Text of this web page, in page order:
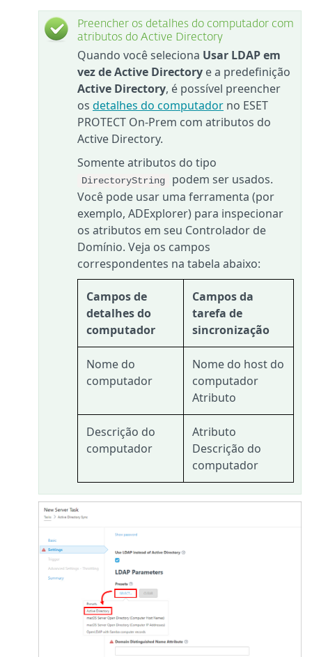
Preencher os detalhes do computador com
atributos do Active Directory
Quando você seleciona Usar LDAP em
vez de Active Directory e a predefinição
Active Directory, é possível preencher
os detalhes do computador no ESET
PROTECT On-Prem com atributos do
Active Directory.
Somente atributos do tipo
DirectoryString
podem ser usados.
Você pode usar uma ferramenta (por
exemplo, ADExplorer) para inspecionar
os atributos em seu Controlador de
Domínio. Veja os campos
correspondentes na tabela abaixo:
Campos de
detalhes do
computador
Campos da
tarefa de
sincronização
Nome do
computador
Nome do host do
computador
Atributo
Descrição do
computador
Atributo
Descrição do
computador